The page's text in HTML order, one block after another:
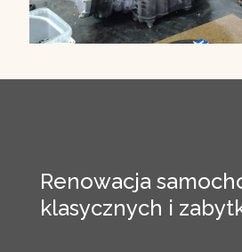
Renowacja
klasycznych i